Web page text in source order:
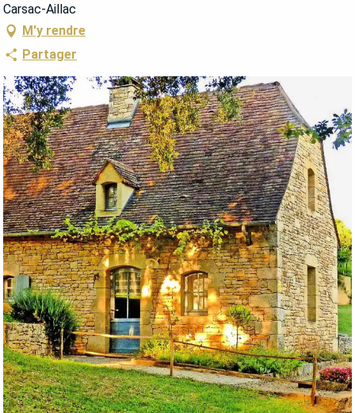
Carsac-Aillac
M'y rendre
Partager